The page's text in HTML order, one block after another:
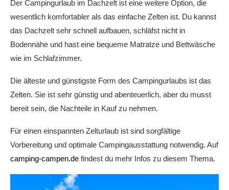
Der Campingurlaub im Dachzelt ist eine weitere Option, die
wesentlich komfortabler als das einfache Zelten ist. Du kannst
das Dachzelt sehr schnell aufbauen, schläfst nicht in
Bodennähe und hast eine bequeme Matratze und Bettwäsche
wie im Schlafzimmer.
Die älteste und günstigste Form des Campingurlaubs ist das
Zelten. Sie ist sehr günstig und abenteuerlich, aber du musst
bereit sein, die Nachteile in Kauf zu nehmen.
Für einen einspannten Zelturlaub ist sind sorgfältige
Vorbereitung und optimale Campingausstattung notwendig. Auf
camping-campen.de findest du mehr Infos zu diesem Thema.